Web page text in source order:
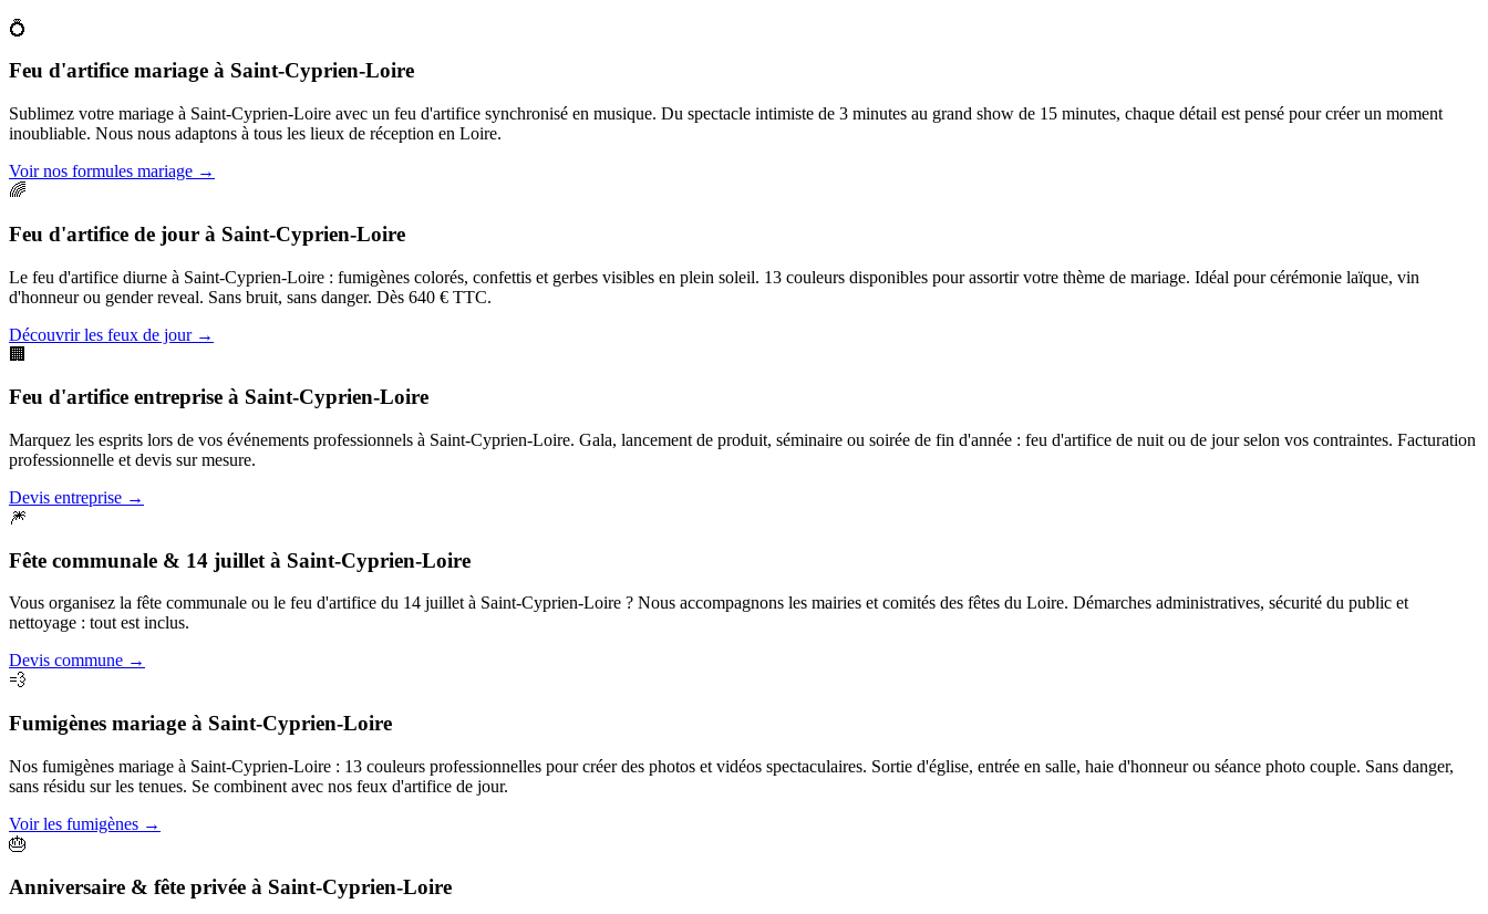
💍
Feu d'artifice mariage à Saint-Cyprien-Loire
Sublimez votre mariage à Saint-Cyprien-Loire avec un feu d'artifice synchronisé en musique. Du spectacle intimiste de 3 minutes au grand show de 15 minutes, chaque détail est pensé pour créer un moment
inoubliable. Nous nous adaptons à tous les lieux de réception en Loire.
Voir nos formules mariage →
🌈
Feu d'artifice de jour à Saint-Cyprien-Loire
Le feu d'artifice diurne à Saint-Cyprien-Loire : fumigènes colorés, confettis et gerbes visibles en plein soleil. 13 couleurs disponibles pour assortir votre thème de mariage. Idéal pour cérémonie laïque, vin
d'honneur ou gender reveal. Sans bruit, sans danger. Dès 640 € TTC.
Découvrir les feux de jour→
🏢
Feu d'artifice entreprise à Saint-Cyprien-Loire
Marquez les esprits lors de vos événements professionnels à Saint-Cyprien-Loire. Gala, lancement de produit, séminaire ou soirée de fin d'année : feu d'artifice de nuit ou de jour selon vos contraintes. Facturation
professionnelle et devis sur mesure.
Devis entreprise →
🎆
Fête communale & 14 juillet à Saint-Cyprien-Loire
Vous organisez la fête communale ou le feu d'artifice du 14 juillet à Saint-Cyprien-Loire ? Nous accompagnons les mairies et comités des fêtes du Loire. Démarches administratives, sécurité du public et
nettoyage : tout est inclus.
Devis commune →
💨
Fumigènes mariage à Saint-Cyprien-Loire
Nos fumigènes mariage à Saint-Cyprien-Loire : 13 couleurs professionnelles pour créer des photos et vidéos spectaculaires. Sortie d'église, entrée en salle, haie d'honneur ou séance photo couple. Sans danger,
sans résidu sur les tenues. Se combinent avec nos feux d'artifice de jour.
Voir les fumigènes →
🎂
Anniversaire & fête privée à Saint-Cyprien-Loire